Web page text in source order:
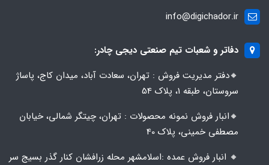
info@digichador.ir
دفاتر و شعبات تیم صنعتی دیجی چادر:
🔸️​​دفتر مدیریت فروش : تهران، سعادت آباد، میدان کاج، پاساژ
سروستان، طبقه 1، پلاک 54
🔸️​​انبار فروش نمونه محصولات : تهران، چیتگر شمالی، خیابان
مصطفی خمینی، پلاک 40
🔸️ انبار فروش عمده :اسلامشهر محله زرافشان کنار گذر بسیج سر